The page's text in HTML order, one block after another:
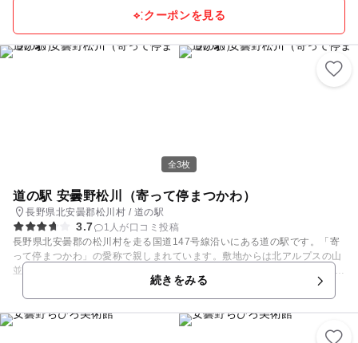
クーポンを見る
全3枚
道の駅 安曇野松川（寄って停まつかわ）
長野県北安曇郡松川村 / 道の駅
3.7
1人が口コミ投稿
長野県北安曇郡の松川村を走る国道147号線沿いにある道の駅です。「寄
って停まつかわ」の愛称で親しまれています。敷地からは北アルプスの山
並を背景に安曇野の田園風景が広がります。 赤松林に囲まれた施設の中の
売店には、松川産コシヒカリをはじめ、りんごのジュースや、いわさきち
ひろグッズなどが並びます。食堂では、信州吟醸豚使用の旨とろ丼が人気
メニューとなっています。
続きをみる